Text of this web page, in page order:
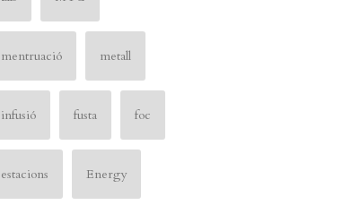
mentruació metall
infusió fusta foc
estacions Energy